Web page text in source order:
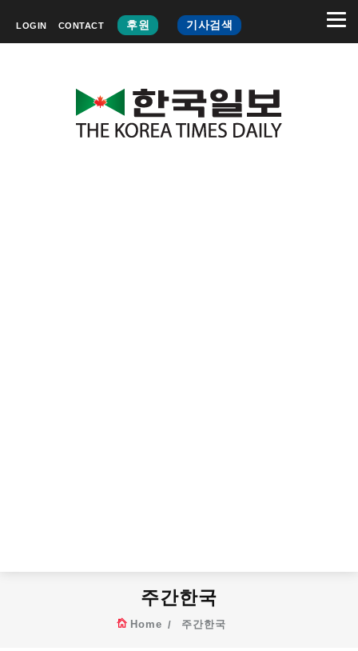
LOGIN CONTACT 후원 기사검색
주간한국
Home 주간한국